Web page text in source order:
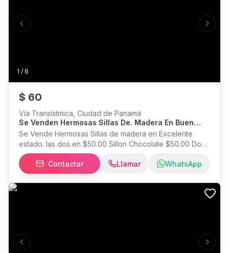
1 / 6
Previous slide Next
$ 60
Vía Transístmica, Ciudad de Panamá
Se Venden Hermosas Sillas De. Madera En Buen
Estado
Se Vende Hermosas Sillas de madera en Excelente
estado. las dos en $50.00 Sillon Chocolate $50.00 Dos
sillas Azul Cobalto pot $80.00 Telefono
Contactar
Llamar WhatsApp
Previous slide Next